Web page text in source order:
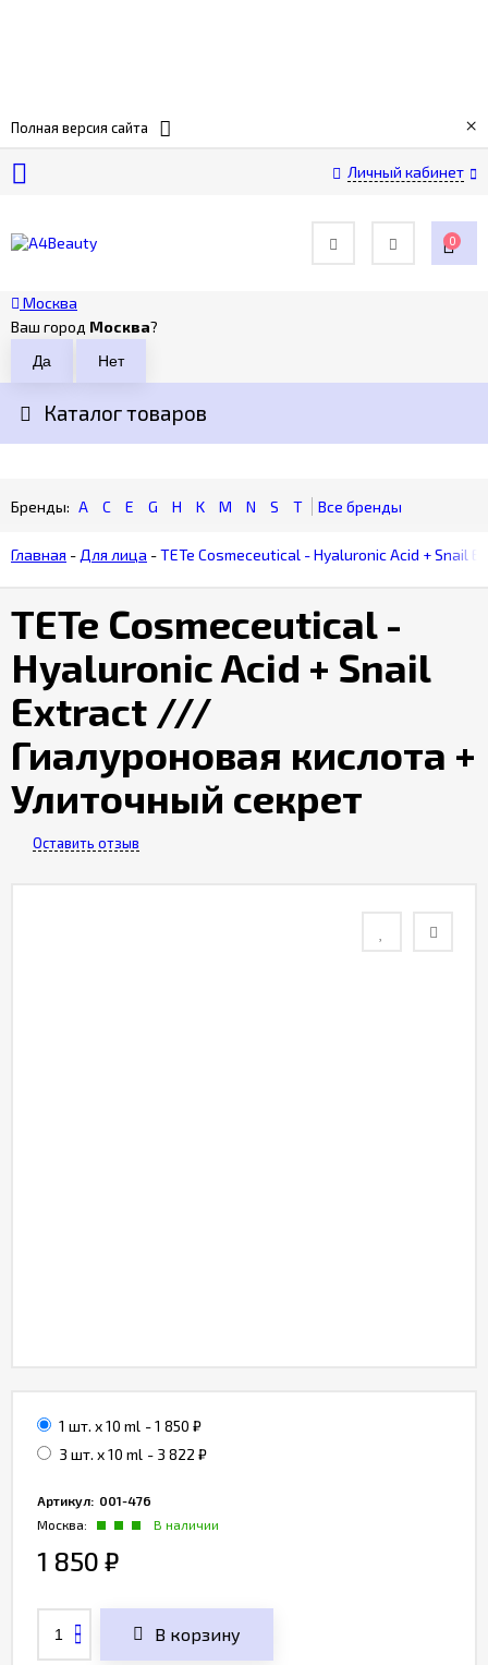
Полная версия сайта ×
Личный кабинет
компании
Оплата
Доставка
Возврат
Контакты
Гарантия
товара
Бонусная
программа
0
Москва
Ваш город Москва?
Каталог товаров
A C E G H K M N S T
Главная - Для лица -TETe Cosmeceutical - Hyaluronic Acid + Snail
TETe Cosmeceutical -
Hyaluronic Acid + Snail
Extract ///
Гиалуроновая кислота +
Улиточный секрет
Оставить отзыв
1 шт. x 10 ml - 1 850 ₽
3 шт. x 10 ml - 3 822 ₽
Артикул: 001-476
Москва:
В наличии
1 850 ₽
В корзину